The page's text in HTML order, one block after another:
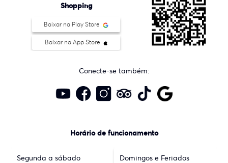
Shopping
Baixar na Play Store
Baixar na App Store
Conecte-se também:
Horário de funcionamento
Segunda a sábado Domingos e Feriados